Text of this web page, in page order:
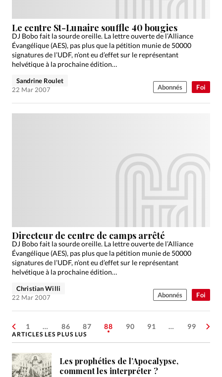
Foi
Le centre St-Lunaire souffle 40 bougies
DJ Bobo fait la sourde oreille. La lettre ouverte de l’Alliance
Évangélique (AES), pas plus que la pétition munie de 50000
signatures de l’UDF, n’ont eu d’effet sur le représentant
helvétique à la prochaine édition…
Sandrine Roulet
22 Mar 2007
Abonnés
Foi
Directeur de centre de camps arrêté
DJ Bobo fait la sourde oreille. La lettre ouverte de l’Alliance
Évangélique (AES), pas plus que la pétition munie de 50000
signatures de l’UDF, n’ont eu d’effet sur le représentant
helvétique à la prochaine édition…
Christian Willi
22 Mar 2007
Abonnés
1 … 86 87 88 90 91 … 99
ARTICLES LES PLUS LUS
Les prophéties de l’Apocalypse,
comment les interpréter ?